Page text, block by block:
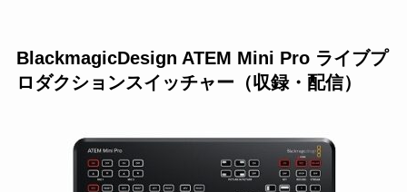
BlackmagicDesign ATEM Mini Pro ライブプ
ロダクションスイッチャー（収録・配信）